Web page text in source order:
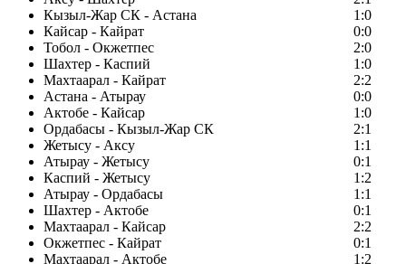
Кызыл-Жар СК - Астана
1:0
Кайсар - Кайрат
0:0
Тобол - Окжетпес
2:0
Шахтер - Каспий
1:0
Махтаарал - Кайрат
2:2
Астана - Атырау
0:0
Актобе - Кайсар
1:0
Ордабасы - Кызыл-Жар СК
2:1
Жетысу - Аксу
1:1
Атырау - Жетысу
0:1
Каспий - Жетысу
1:2
Атырау - Ордабасы
1:1
Шахтер - Актобе
0:1
Махтаарал - Кайсар
2:2
Окжетпес - Кайрат
0:1
Махтаарал - Актобе
1:2